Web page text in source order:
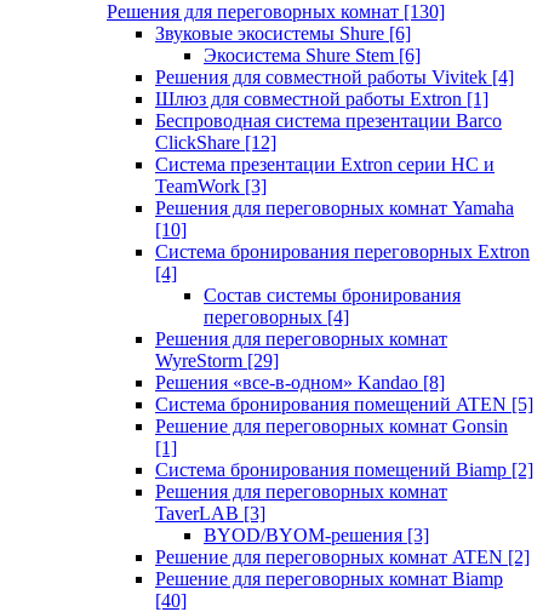
Решения для переговорных комнат [130]
Звуковые экосистемы Shure [6]
Экосистема Shure Stem [6]
Решения для совместной работы Vivitek [4]
Шлюз для совместной работы Extron [1]
Беспроводная система презентации Barco
ClickShare [12]
Система презентации Extron серии HC и
TeamWork [3]
Решения для переговорных комнат Yamaha
[10]
Система бронирования переговорных Extron
[4]
Состав системы бронирования
переговорных [4]
Решения для переговорных комнат
WyreStorm [29]
Решения «все-в-одном» Kandao [8]
Система бронирования помещений ATEN [5]
Решение для переговорных комнат Gonsin
[1]
Система бронирования помещений Biamp [2]
Решения для переговорных комнат
TaverLAB [3]
BYOD/BYOM-решения [3]
Решение для переговорных комнат ATEN [2]
Решение для переговорных комнат Biamp
[40]